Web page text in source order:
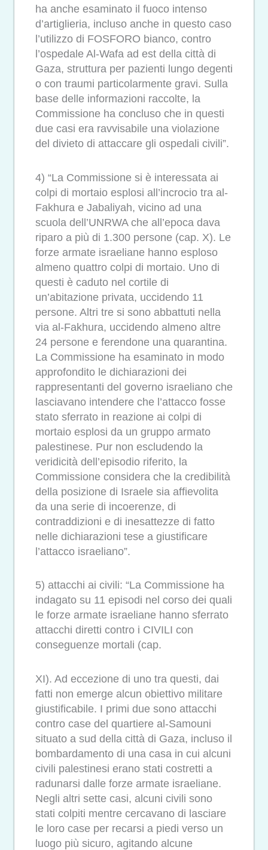
ha anche esaminato il fuoco intenso
d’artiglieria, incluso anche in questo caso
l’utilizzo di FOSFORO bianco, contro
l’ospedale Al-Wafa ad est della città di
Gaza, struttura per pazienti lungo degenti
o con traumi particolarmente gravi. Sulla
base delle informazioni raccolte, la
Commissione ha concluso che in questi
due casi era ravvisabile una violazione
del divieto di attaccare gli ospedali civili”.
4) “La Commissione si è interessata ai
colpi di mortaio esplosi all’incrocio tra al-
Fakhura e Jabaliyah, vicino ad una
scuola dell’UNRWA che all’epoca dava
riparo a più di 1.300 persone (cap. X). Le
forze armate israeliane hanno esploso
almeno quattro colpi di mortaio. Uno di
questi è caduto nel cortile di
un’abitazione privata, uccidendo 11
persone. Altri tre si sono abbattuti nella
via al-Fakhura, uccidendo almeno altre
24 persone e ferendone una quarantina.
La Commissione ha esaminato in modo
approfondito le dichiarazioni dei
rappresentanti del governo israeliano che
lasciavano intendere che l’attacco fosse
stato sferrato in reazione ai colpi di
mortaio esplosi da un gruppo armato
palestinese. Pur non escludendo la
veridicità dell’episodio riferito, la
Commissione considera che la credibilità
della posizione di Israele sia affievolita
da una serie di incoerenze, di
contraddizioni e di inesattezze di fatto
nelle dichiarazioni tese a giustificare
l’attacco israeliano”.
5) attacchi ai civili: “La Commissione ha
indagato su 11 episodi nel corso dei quali
le forze armate israeliane hanno sferrato
attacchi diretti contro i CIVILI con
conseguenze mortali (cap.
XI). Ad eccezione di uno tra questi, dai
fatti non emerge alcun obiettivo militare
giustificabile. I primi due sono attacchi
contro case del quartiere al-Samouni
situato a sud della città di Gaza, incluso il
bombardamento di una casa in cui alcuni
civili palestinesi erano stati costretti a
radunarsi dalle forze armate israeliane.
Negli altri sette casi, alcuni civili sono
stati colpiti mentre cercavano di lasciare
le loro case per recarsi a piedi verso un
luogo più sicuro, agitando alcune